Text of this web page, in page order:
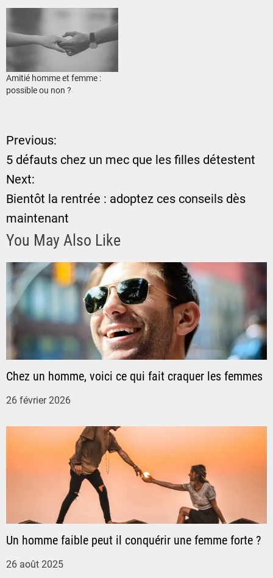
Amitié homme et femme :
possible ou non ?
N
a
v
i
g
a
t
i
o
n
d
’
Previous:
5 défauts chez un mec que les filles détestent
Next:
Bientôt la rentrée : adoptez ces conseils dès
maintenant
You May Also Like
Chez un homme, voici ce qui fait craquer les femmes
26 février 2026
Un homme faible peut il conquérir une femme forte ?
26 août 2025